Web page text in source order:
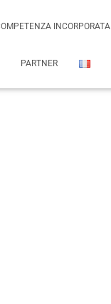
INCORPORATA
PARTNER